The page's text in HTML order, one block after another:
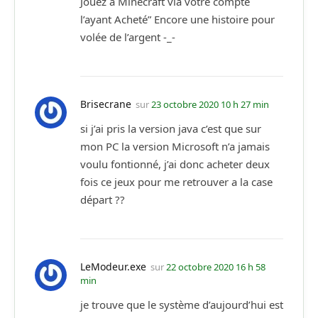
l’ayant Acheté” Encore une histoire pour
volée de l’argent -_-
Brisecrane sur23 octobre 2020 10 h 27 min
si j’ai pris la version java c’est que sur
mon PC la version Microsoft n’a jamais
voulu fontionné, j’ai donc acheter deux
fois ce jeux pour me retrouver a la case
départ ??
LeModeur.exe sur22 octobre 2020 16 h 58
min
je trouve que le système d’aujourd’hui est